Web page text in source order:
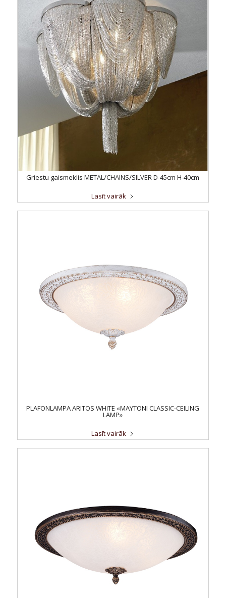
Griestu gaismeklis METAL/CHAINS/SILVER D-45cm H-40cm
Lasīt vairāk
PLAFONLAMPA ARITOS WHITE «MAYTONI CLASSIC-CEILING
LAMP»
Lasīt vairāk